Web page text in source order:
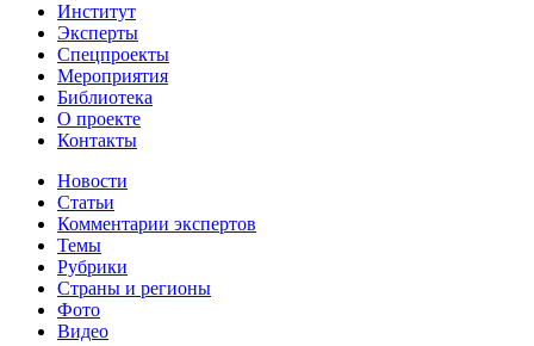
Институт
Эксперты
Спецпроекты
Мероприятия
Библиотека
О проекте
Контакты
Новости
Статьи
Комментарии экспертов
Темы
Рубрики
Страны и регионы
Фото
Видео